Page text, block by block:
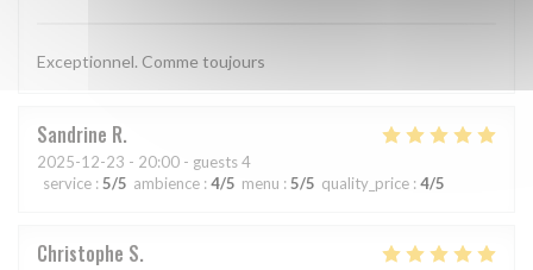
Exceptionnel. Comme toujours
Sandrine R
2025-12-23 - 20:00 - guests 4
service : 5/5 ambience : 4/5 menu : 5/5 quality_price : 4/5
Christophe S